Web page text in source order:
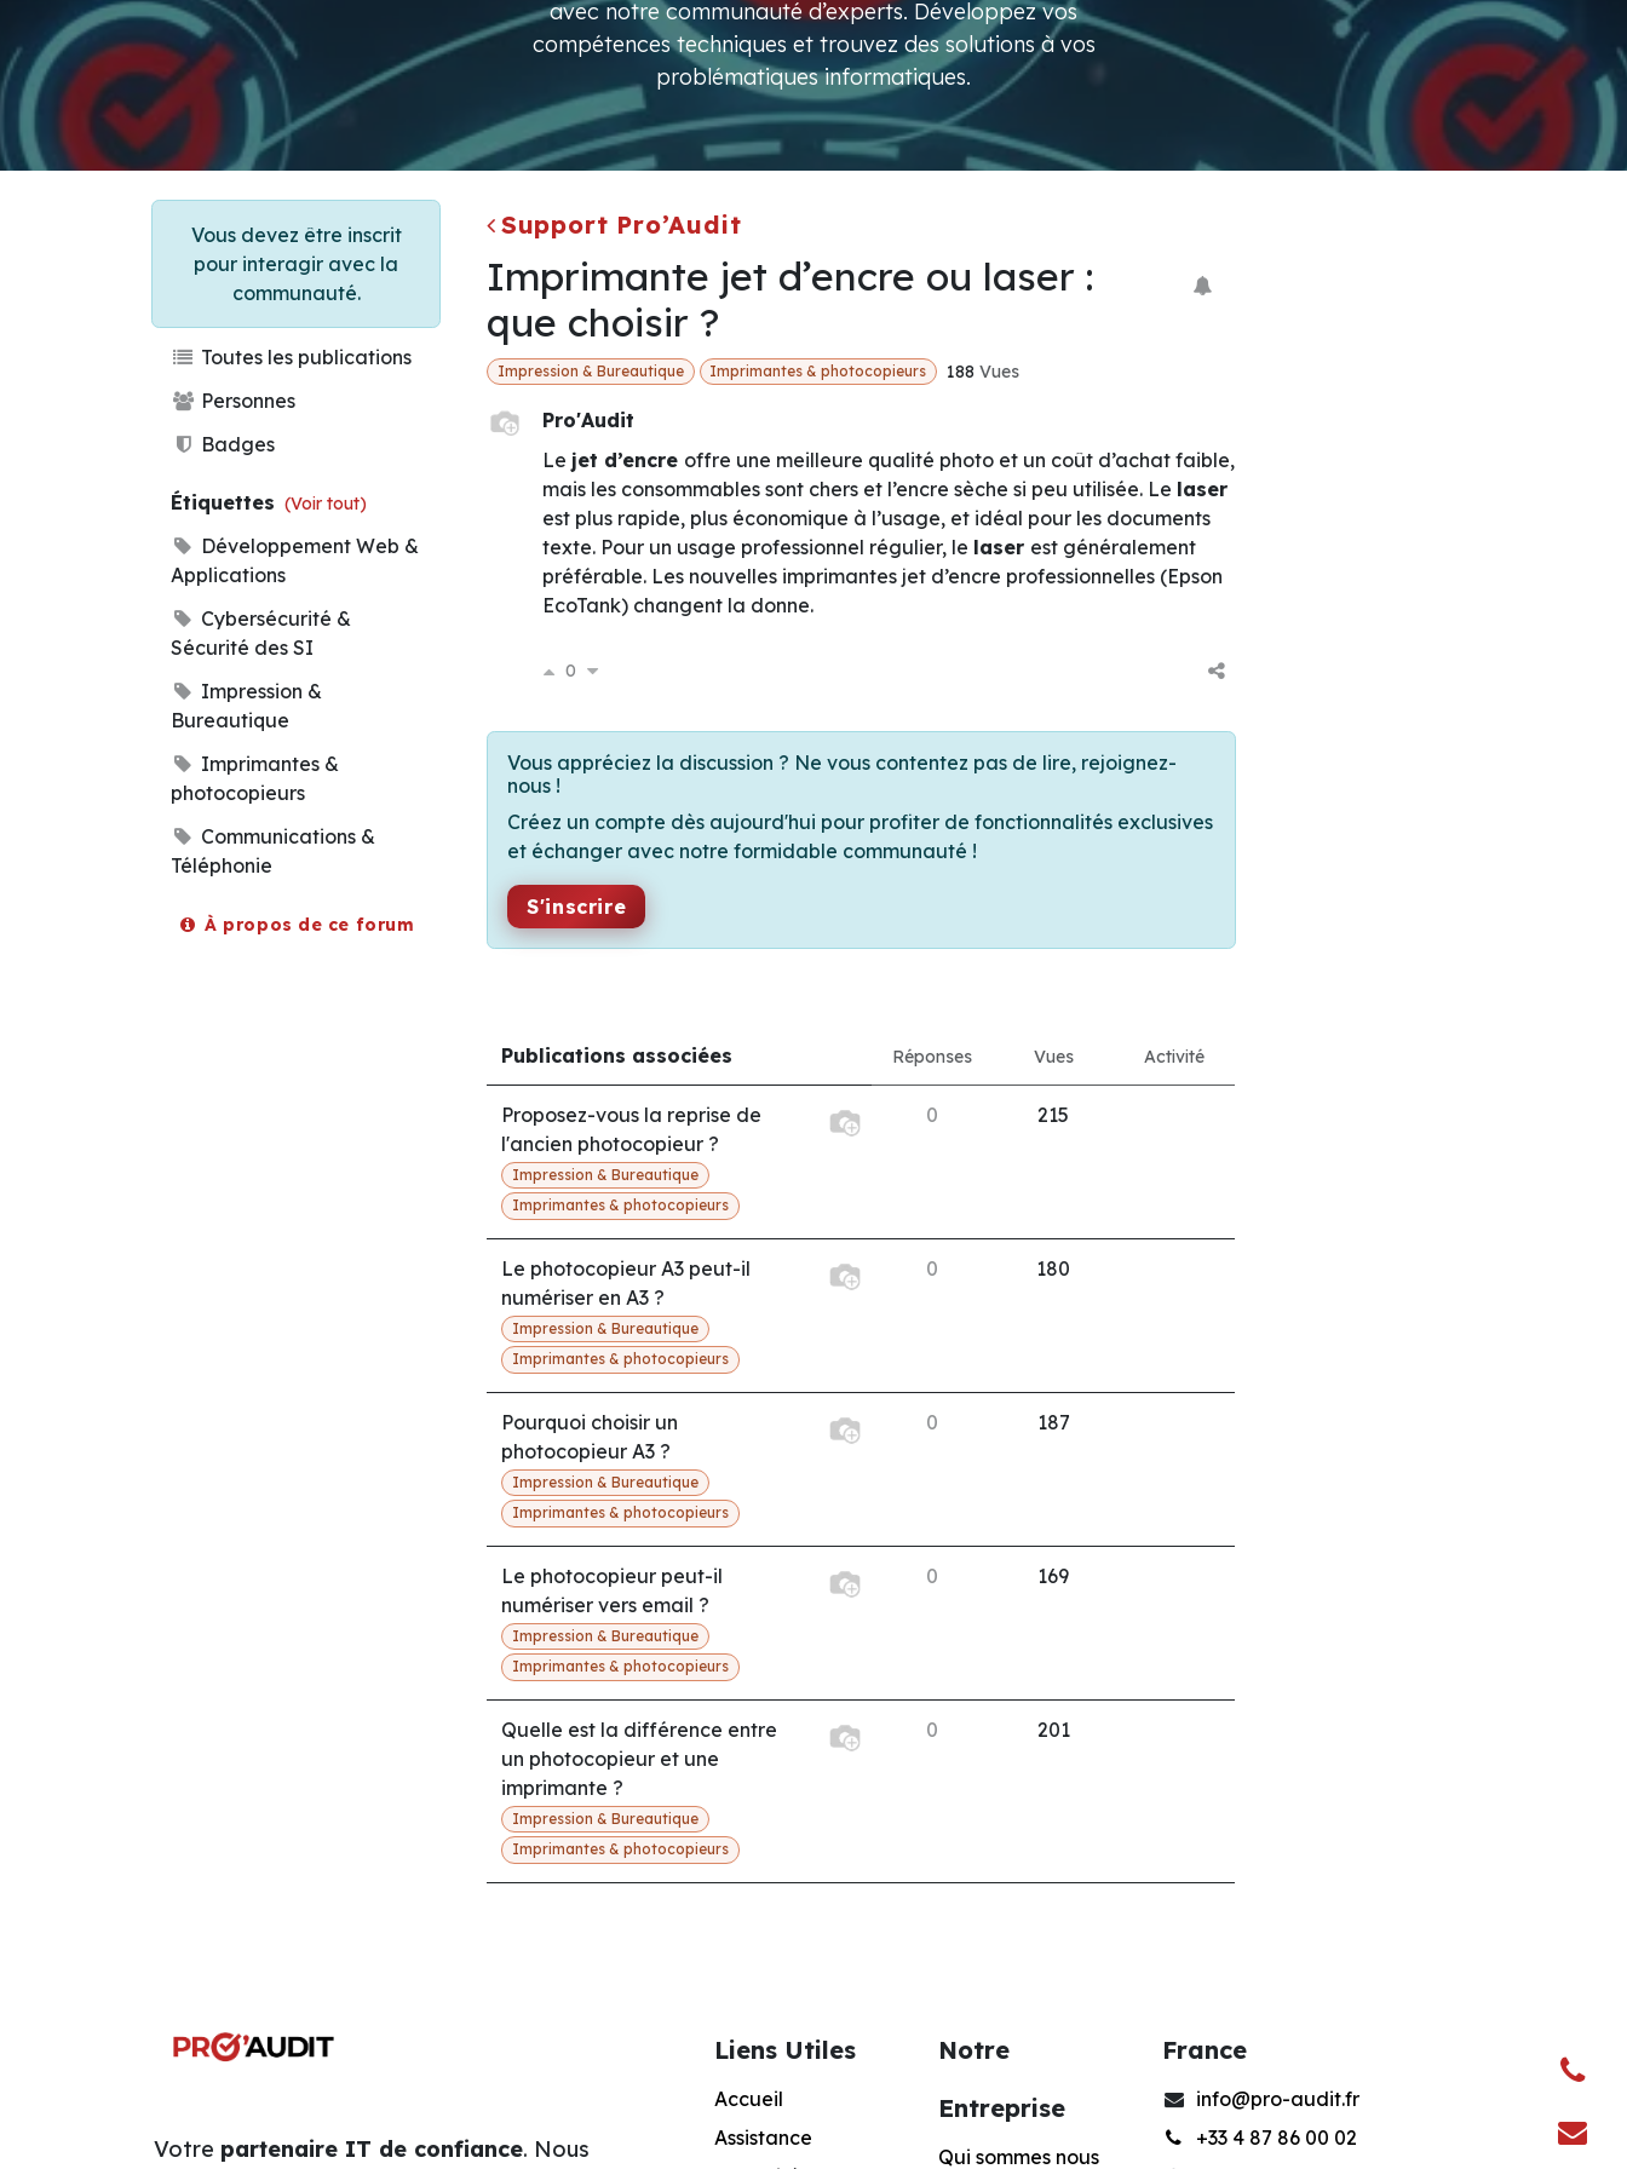
avec notre communauté d’experts. Développez vos
compétences techniques et trouvez des solutions à vos
problématiques informatiques.
Vous devez être inscrit
pour interagir avec la
communauté.
Toutes les publications
Personnes
Badges
Étiquettes (Voir tout)
Développement Web &
Applications
Cybersécurité &
Sécurité des SI
Impression &
Bureautique
Imprimantes &
photocopieurs
Communications &
Téléphonie
À propos de ce forum
Support Pro’Audit
Imprimante jet d’encre ou laser :
que choisir ?
Impression & Bureautique Imprimantes & photocopieurs 188 Vues
Pro'Audit
Le jet d’encre offre une meilleure qualité photo et un coût d’achat faible,
mais les consommables sont chers et l’encre sèche si peu utilisée. Le laser
est plus rapide, plus économique à l’usage, et idéal pour les documents
texte. Pour un usage professionnel régulier, le laser est généralement
préférable. Les nouvelles imprimantes jet d’encre professionnelles (Epson
EcoTank) changent la donne.
0
Vous appréciez la discussion ? Ne vous contentez pas de lire, rejoignez-
nous !
Créez un compte dès aujourd'hui pour profiter de fonctionnalités exclusives
et échanger avec notre formidable communauté !
S'inscrire
Publications associées Réponses Vues Activité
Proposez-vous la reprise de
l'ancien photocopieur ?
Impression & Bureautique
Imprimantes & photocopieurs
0 215
Le photocopieur A3 peut-il
numériser en A3 ?
Impression & Bureautique
Imprimantes & photocopieurs
0 180
Pourquoi choisir un
photocopieur A3 ?
Impression & Bureautique
Imprimantes & photocopieurs
0 187
Le photocopieur peut-il
numériser vers email ?
Impression & Bureautique
Imprimantes & photocopieurs
0 169
Quelle est la différence entre
un photocopieur et une
imprimante ?
Impression & Bureautique
Imprimantes & photocopieurs
0 201
Votre partenaire IT de confiance. Nous
Liens Utiles
Accueil
Assistance
Notre
Entreprise
Qui sommes nous
France
info@pro-audit.fr
+33 4 87 86 00 02